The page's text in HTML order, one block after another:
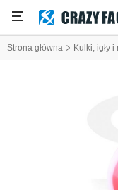
Strona główna Kulki, igły i